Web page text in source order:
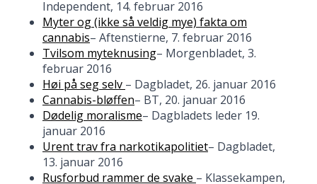
Independent, 14. februar 2016
Myter og (ikke så veldig mye) fakta om
cannabis– Aftenstierne, 7. februar 2016
Tvilsom myteknusing– Morgenbladet, 3.
februar 2016
Høi på seg selv – Dagbladet, 26. januar 2016
Cannabis-bløffen– BT, 20. januar 2016
Dødelig moralisme– Dagbladets leder 19.
januar 2016
Urent trav fra narkotikapolitiet– Dagbladet,
13. januar 2016
Rusforbud rammer de svake – Klassekampen,